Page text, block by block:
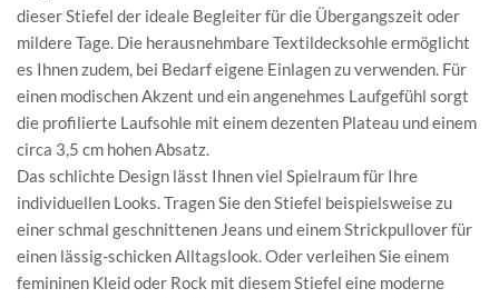
dieser Stiefel der ideale Begleiter für die Übergangszeit oder
mildere Tage. Die herausnehmbare Textildecksohle ermöglicht
es Ihnen zudem, bei Bedarf eigene Einlagen zu verwenden. Für
einen modischen Akzent und ein angenehmes Laufgefühl sorgt
die profilierte Laufsohle mit einem dezenten Plateau und einem
circa 3,5 cm hohen Absatz.
Das schlichte Design lässt Ihnen viel Spielraum für Ihre
individuellen Looks. Tragen Sie den Stiefel beispielsweise zu
einer schmal geschnittenen Jeans und einem Strickpullover für
einen lässig-schicken Alltagslook. Oder verleihen Sie einem
femininen Kleid oder Rock mit diesem Stiefel eine moderne